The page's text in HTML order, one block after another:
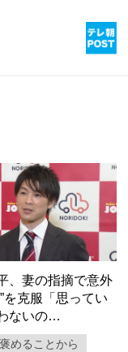
、妻の指摘で意外
を克服「思ってい
ないの…
めることから